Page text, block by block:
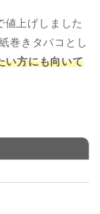
値上げしました
巻きタバコとし
い方にも向いて